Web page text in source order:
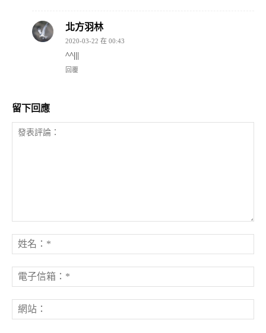
北方羽林
2020-03-22 在 00:43
^^|||
回覆
留下回應